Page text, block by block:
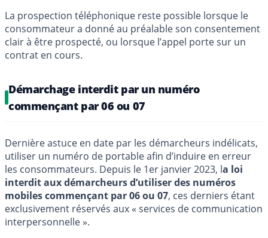
La prospection téléphonique reste possible lorsque le
consommateur a donné au préalable son consentement
clair à être prospecté, ou lorsque l’appel porte sur un
contrat en cours.
Démarchage interdit par un numéro
commençant par 06 ou 07
Dernière astuce en date par les démarcheurs indélicats,
utiliser un numéro de portable afin d’induire en erreur
les consommateurs. Depuis le 1er janvier 2023, la loi
interdit aux démarcheurs d’utiliser des numéros
mobiles commençant par 06 ou 07, ces derniers étant
exclusivement réservés aux « services de communication
interpersonnelle ».